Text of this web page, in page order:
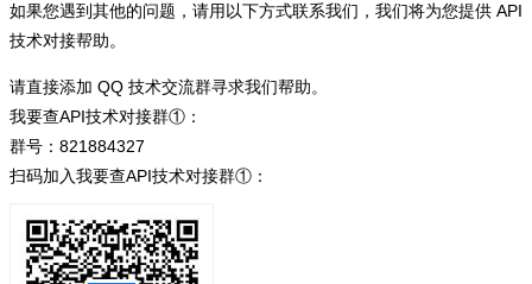
如果您遇到其他的问题，请用以下方式联系我们，我们将为您提供 API
技术对接帮助。
请直接添加 QQ 技术交流群寻求我们帮助。
我要查API技术对接群①：
群号：821884327
扫码加入我要查API技术对接群①：